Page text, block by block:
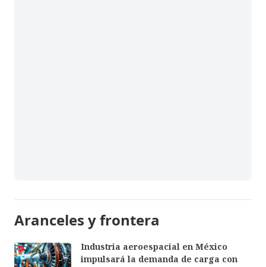
Aranceles y frontera
Industria aeroespacial en México
impulsará la demanda de carga con